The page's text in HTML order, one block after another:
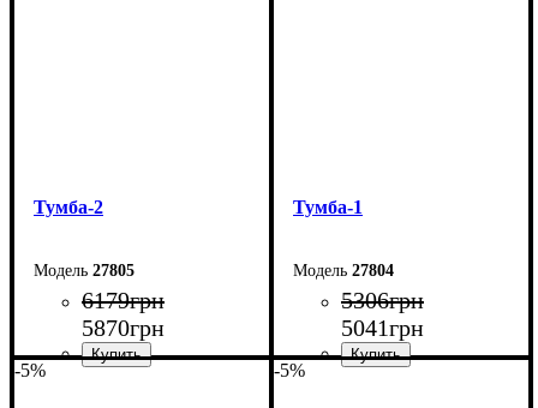
Тумба-2
27805
6179грн
5870грн
Тумба-1
27804
5306грн
5041грн
-5% -5%